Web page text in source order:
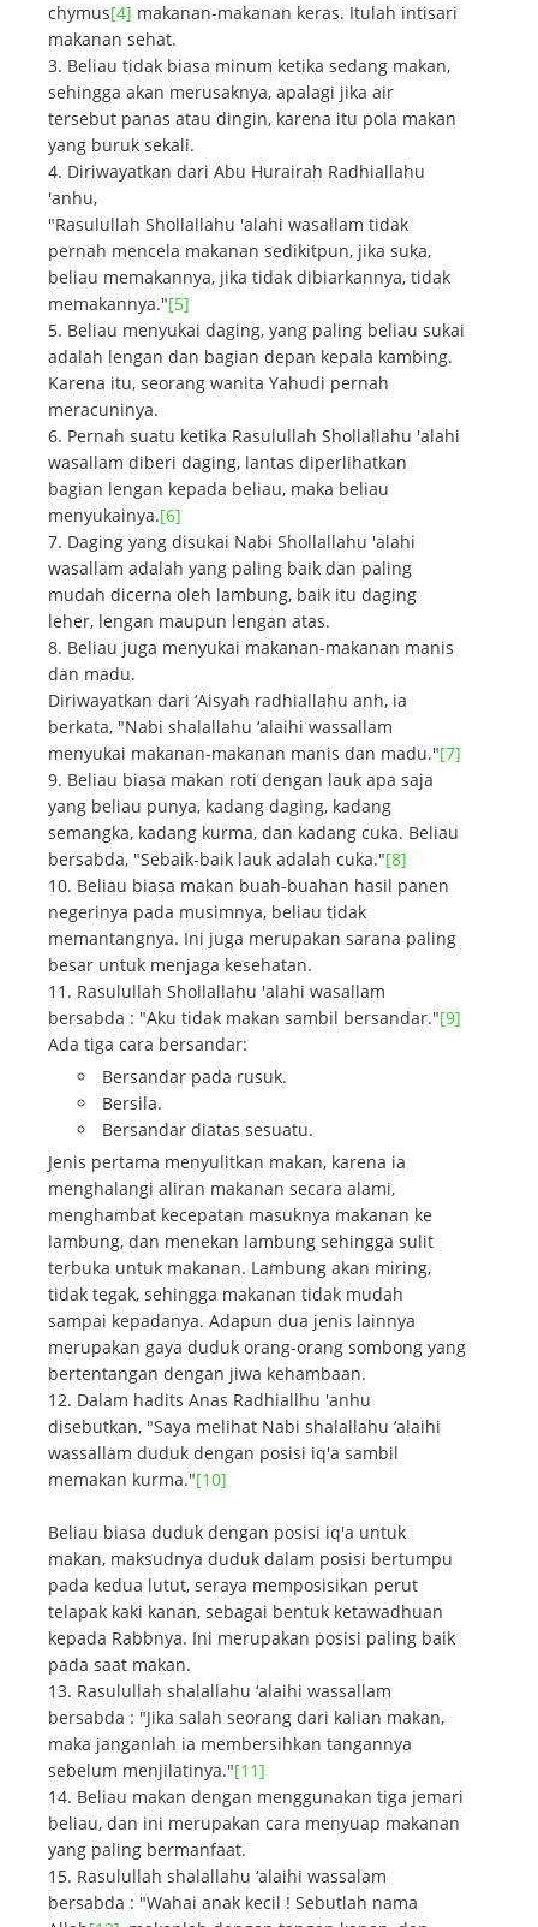
chymus[4] makanan-makanan keras. Itulah intisari
makanan sehat.
Beliau tidak biasa minum ketika sedang makan,
sehingga akan merusaknya, apalagi jika air
tersebut panas atau dingin, karena itu pola makan
yang buruk sekali.
Diriwayatkan dari Abu Hurairah Radhiallahu
'anhu,
"Rasulullah Shollallahu 'alahi wasallam tidak
pernah mencela makanan sedikitpun, jika suka,
beliau memakannya, jika tidak dibiarkannya, tidak
memakannya."[5]
Beliau menyukai daging, yang paling beliau sukai
adalah lengan dan bagian depan kepala kambing.
Karena itu, seorang wanita Yahudi pernah
meracuninya.
Pernah suatu ketika Rasulullah Shollallahu 'alahi
wasallam diberi daging, lantas diperlihatkan
bagian lengan kepada beliau, maka beliau
menyukainya.[6]
Daging yang disukai Nabi Shollallahu 'alahi
wasallam adalah yang paling baik dan paling
mudah dicerna oleh lambung, baik itu daging
leher, lengan maupun lengan atas.
Beliau juga menyukai makanan-makanan manis
dan madu.
Diriwayatkan dari ‘Aisyah radhiallahu anh, ia
berkata, "Nabi shalallahu ‘alaihi wassallam
menyukai makanan-makanan manis dan madu."[7]
Beliau biasa makan roti dengan lauk apa saja
yang beliau punya, kadang daging, kadang
semangka, kadang kurma, dan kadang cuka. Beliau
bersabda, "Sebaik-baik lauk adalah cuka."[8]
Beliau biasa makan buah-buahan hasil panen
negerinya pada musimnya, beliau tidak
memantangnya. Ini juga merupakan sarana paling
besar untuk menjaga kesehatan.
Rasulullah Shollallahu 'alahi wasallam
bersabda : "Aku tidak makan sambil bersandar."[9]
Ada tiga cara bersandar:
Bersandar pada rusuk.
Bersila.
Bersandar diatas sesuatu.
Jenis pertama menyulitkan makan, karena ia
menghalangi aliran makanan secara alami,
menghambat kecepatan masuknya makanan ke
lambung, dan menekan lambung sehingga sulit
terbuka untuk makanan. Lambung akan miring,
tidak tegak, sehingga makanan tidak mudah
sampai kepadanya. Adapun dua jenis lainnya
merupakan gaya duduk orang-orang sombong yang
bertentangan dengan jiwa kehambaan.
Dalam hadits Anas Radhiallhu 'anhu
disebutkan, "Saya melihat Nabi shalallahu ‘alaihi
wassallam duduk dengan posisi iq'a sambil
memakan kurma."[10]
Beliau biasa duduk dengan posisi iq'a untuk
makan, maksudnya duduk dalam posisi bertumpu
pada kedua lutut, seraya memposisikan perut
telapak kaki kanan, sebagai bentuk ketawadhuan
kepada Rabbnya. Ini merupakan posisi paling baik
pada saat makan.
Rasulullah shalallahu ‘alaihi wassallam
bersabda : "Jika salah seorang dari kalian makan,
maka janganlah ia membersihkan tangannya
sebelum menjilatinya."[11]
Beliau makan dengan menggunakan tiga jemari
beliau, dan ini merupakan cara menyuap makanan
yang paling bermanfaat.
Rasulullah shalallahu ‘alaihi wassalam
bersabda : "Wahai anak kecil ! Sebutlah nama